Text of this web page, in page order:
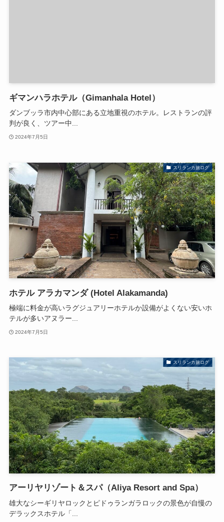
ギマンハラホテル（Gimanhala Hotel）
ダンブッラ市内中心部にある立地重視のホテル。レストランの評
判が良く、ツアー中...
2024年7月5日
スリランカ旅ログ
ホテル アラカマンダ (Hotel Alakamanda)
極端に料金が高いラグジュアリーホテルか設備がよくない安いホ
テルが多いアヌラー...
2024年7月5日
スリランカ旅ログ
アーリヤリゾート＆スパ（Aliya Resort and Spa）
雄大なシーギリヤロックとピドゥランガラロックの景色が自慢の
デラックスホテル「...